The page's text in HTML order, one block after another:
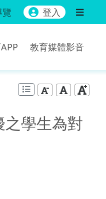
覽 登入
教育媒體影音
學生為對